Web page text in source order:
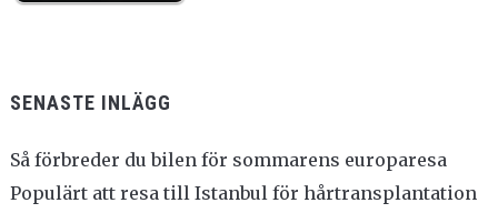
SENASTE INLÄGG
Så förbreder du bilen för sommarens europaresa
Populärt att resa till Istanbul för hårtransplantation